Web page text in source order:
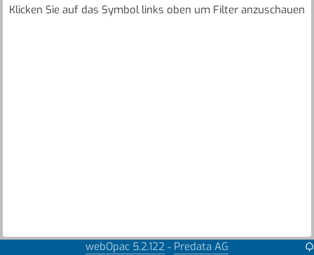
Klicken Sie auf das Symbol links oben um Filter anzuschauen
webOpac 5.2.122 - Predata AG